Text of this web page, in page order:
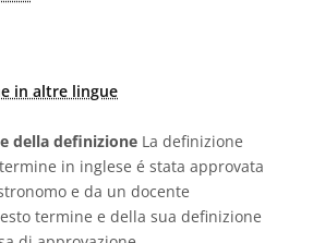
in altre lingue
della definizione La definizione
in inglese é stata approvata
e da un docente
termine e della sua definizione